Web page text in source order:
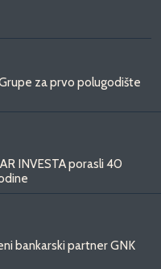
za prvo polugodište
INVESTA porasli 40
bankarski partner GNK